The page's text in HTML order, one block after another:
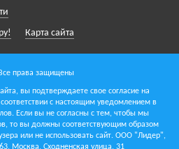
Карта сайта
права защищены
вы подтверждаете свое согласие на
с настоящим уведомлением в
Если вы не согласны с тем, чтобы мы
то вы должны соответствующим образом
или не использовать сайт.ООО "Лидер",
Москва, Сходненская улица, 31